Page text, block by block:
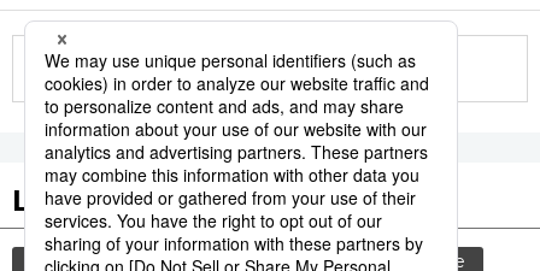
More in this series
Les tags populaires
culture société gastronomie histoire